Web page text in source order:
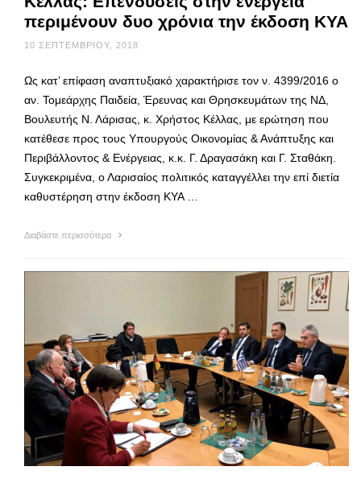
περιμένουν δυο χρόνια την έκδοση ΚΥΑ
10 ΣΕΠΤΕΜΒΡΊΟΥ, 2018
Ως κατ’ επίφαση αναπτυξιακό χαρακτήρισε τον ν. 4399/2016 ο
αν. Τομεάρχης Παιδεία, Έρευνας και Θρησκευμάτων της ΝΔ,
Βουλευτής Ν. Λάρισας, κ. Χρήστος Κέλλας, με ερώτηση που
κατέθεσε προς τους Υπουργούς Οικονομίας & Ανάπτυξης και
Περιβάλλοντος & Ενέργειας, κ.κ. Γ. Δραγασάκη και Γ. Σταθάκη.
Συγκεκριμένα, ο Λαρισαίος πολιτικός καταγγέλλει την επί διετία
καθυστέρηση στην έκδοση ΚΥΑ …
Διαβάστε περισσότερα